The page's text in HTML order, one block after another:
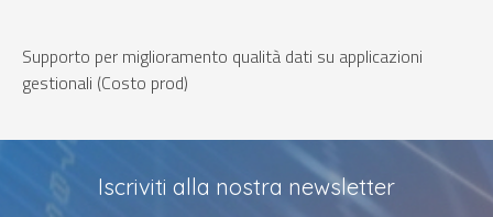
Supporto per miglioramento qualità dati su applicazioni
gestionali (Costo prod)
Iscriviti alla nostra newsletter